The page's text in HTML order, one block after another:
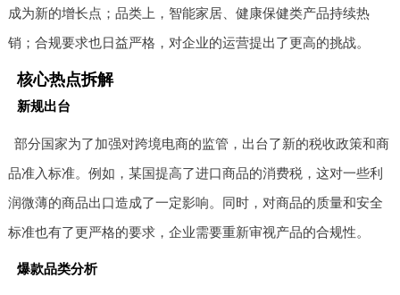
成为新的增长点；品类上，智能家居、健康保健类产品持续热
销；合规要求也日益严格，对企业的运营提出了更高的挑战。
核心热点拆解
新规出台
部分国家为了加强对跨境电商的监管，出台了新的税收政策和商
品准入标准。例如，某国提高了进口商品的消费税，这对一些利
润微薄的商品出口造成了一定影响。同时，对商品的质量和安全
标准也有了更严格的要求，企业需要重新审视产品的合规性。
爆款品类分析